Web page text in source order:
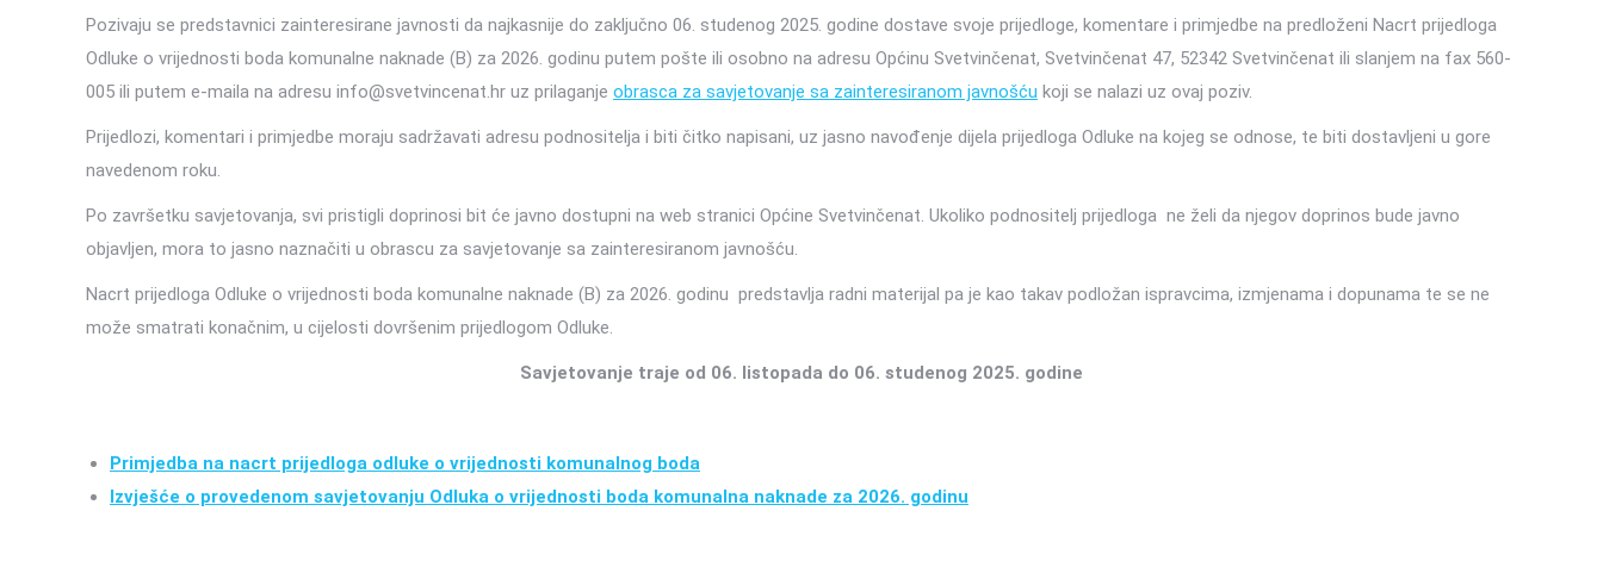
Pozivaju se predstavnici zainteresirane javnosti da najkasnije do zaključno 06. studenog 2025. godine dostave svoje prijedloge, komentare i primjedbe na predloženi Nacrt prijedloga
Odluke o vrijednosti boda komunalne naknade (B) za 2026. godinu putem pošte ili osobno na adresu Općinu Svetvinčenat, Svetvinčenat 47, 52342 Svetvinčenat ili slanjem na fax 560-
005 ili putem e-maila na adresu info@svetvincenat.hr uz prilaganje obrasca za savjetovanje sa zainteresiranom javnošću koji se nalazi uz ovaj poziv.
Prijedlozi, komentari i primjedbe moraju sadržavati adresu podnositelja i biti čitko napisani, uz jasno navođenje dijela prijedloga Odluke na kojeg se odnose, te biti dostavljeni u gore
navedenom roku.
Po završetku savjetovanja, svi pristigli doprinosi bit će javno dostupni na web stranici Općine Svetvinčenat. Ukoliko podnositelj prijedloga ne želi da njegov doprinos bude javno
objavljen, mora to jasno naznačiti u obrascu za savjetovanje sa zainteresiranom javnošću.
Nacrt prijedloga Odluke o vrijednosti boda komunalne naknade (B) za 2026. godinu predstavlja radni materijal pa je kao takav podložan ispravcima, izmjenama i dopunama te se ne
može smatrati konačnim, u cijelosti dovršenim prijedlogom Odluke.
Savjetovanje traje od 06. listopada do 06. studenog 2025. godine
Primjedba na nacrt prijedloga odluke o vrijednosti komunalnog boda
Izvješće o provedenom savjetovanju Odluka o vrijednosti boda komunalna naknade za 2026. godinu